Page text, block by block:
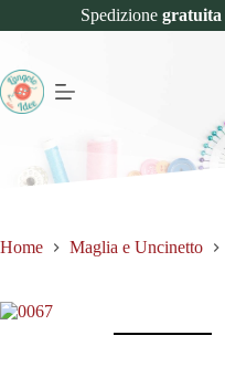
Spedizione gratuita
Home Maglia e Uncinetto